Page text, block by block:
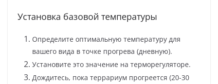
Установка базовой температуры
Определите оптимальную температуру для
вашего вида в точке прогрева (дневную).
Установите это значение на терморегуляторе.
Дождитесь, пока террариум прогреется (20-30